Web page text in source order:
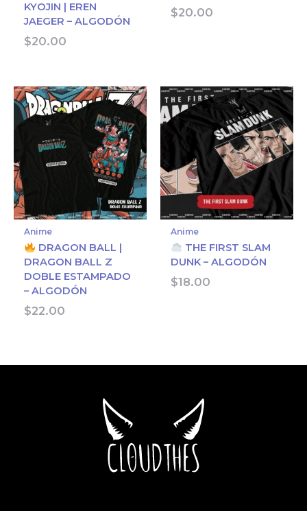
KYOJIN | EREN
JAEGER – ALGODÓN
$20.00
$20.00
Anime
DRAGON BALL |
DRAGON BALL Z
DOBLE ESTAMPADO
– ALGODÓN
$22.00
Anime
THE FIRST SLAM
DUNK – ALGODÓN
$18.00